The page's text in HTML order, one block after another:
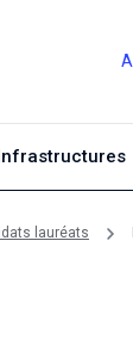
lauréats